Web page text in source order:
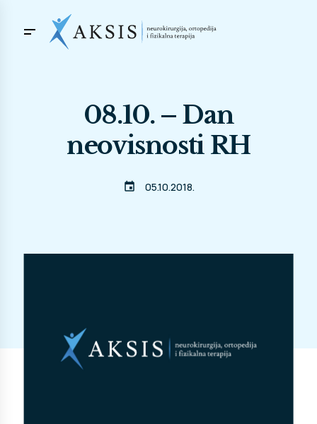
08.10. – Dan
neovisnosti RH
event 05.10.2018.